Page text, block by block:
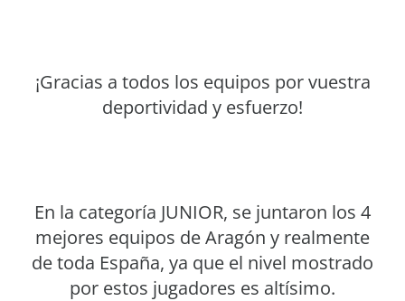
¡Gracias a todos los equipos por vuestra
deportividad y esfuerzo!
En la categoría JUNIOR, se juntaron los 4
mejores equipos de Aragón y realmente
de toda España, ya que el nivel mostrado
por estos jugadores es altísimo.